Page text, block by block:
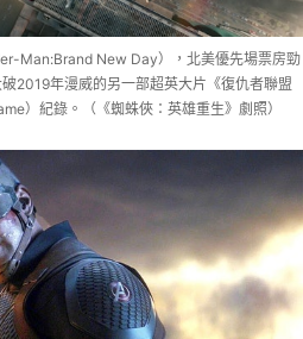
Man:Brand New Day），北美優先場票房勁
2019年漫威的另一部超英大片《復仇者聯盟
）紀錄。（《蜘蛛俠：英雄重生》劇照）